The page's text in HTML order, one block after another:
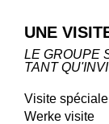
LES
CARRIÈRE
DEEN FR
UNE
LE GROUPE
TANT
Visite
Werke visite